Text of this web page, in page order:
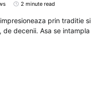
2 minute read
prin traditie si
decenii. Asa se intampla